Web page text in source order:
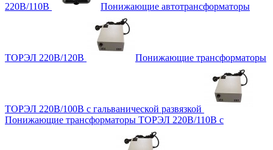
220В/110В Понижающие автотрансформаторы
ТОРЭЛ 220В/120В Понижающие трансформаторы
ТОРЭЛ 220В/100В с гальванической развязкой
Понижающие трансформаторы ТОРЭЛ 220В/110В с